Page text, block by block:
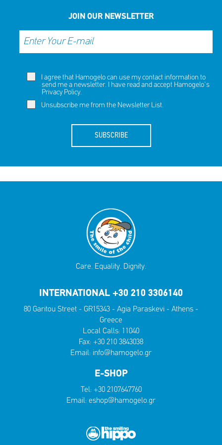
JOIN OUR NEWSLETTER
I agree that Hamogelo can use my contact information to
send me a newsletter. I have read and accept Hamogelo's
Privacy Policy.
Unsubscribe me from the Newsletter List.
SUBSCRIBE
Care. Equality. Dignity.
INTERNATIONAL +30 210 3306140
80 Garitou Street - GR15343 - Agia Paraskevi - Athens -
Greece
Local Calls: 11040
Fax: +30 210 3843038
Email: info@hamogelo.gr
E-SHOP
Tel: +30 2107647760
Email: eshop@hamogelo.gr